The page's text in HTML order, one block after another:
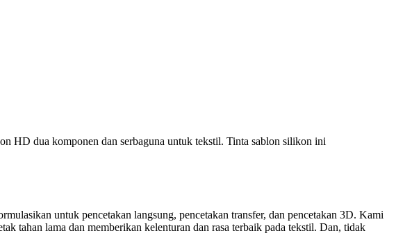
dua komponen dan serbaguna untuk tekstil. Tinta sablon silikon ini
untuk pencetakan langsung, pencetakan transfer, dan pencetakan 3D. Kami
tahan lama dan memberikan kelenturan dan rasa terbaik pada tekstil. Dan, tidak